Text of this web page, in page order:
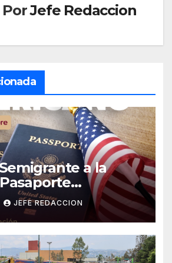
PorJefe Redaccion
a la
2026
JEFE REDACCION